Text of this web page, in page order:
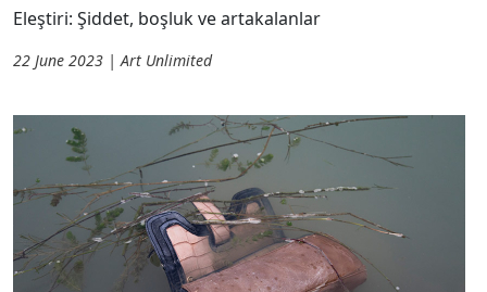
Eleştiri: Şiddet, boşluk ve artakalanlar
22 June 2023 | Art Unlimited